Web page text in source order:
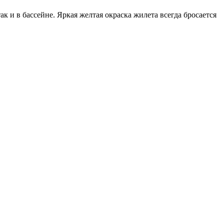
в бассейне. Яркая желтая окраска жилета всегда бросается